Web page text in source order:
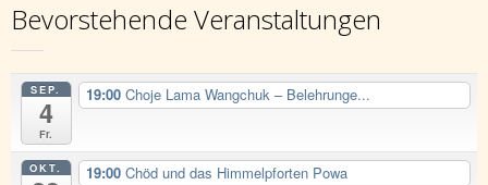
Bevorstehende Veranstaltungen
SEP.
4
Fr.
19:00 Choje Lama Wangchuk – Belehrunge...
OKT. 19:00 Chöd und das Himmelpforten Powa